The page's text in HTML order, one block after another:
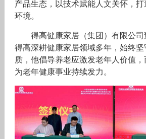
产品生态，以技术赋能人文关怀，
环境。
得高健康家居（集团）有限公司
得高深耕健康家居领域多年，始终
质，他倡导养老应激发老年人价值
为老年健康事业持续发力。